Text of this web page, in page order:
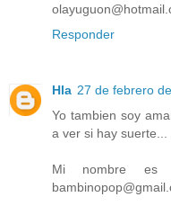
Responder
Hla 27 de febrero
Yo tambien soy
a ver si hay suerte...
Mi nombre